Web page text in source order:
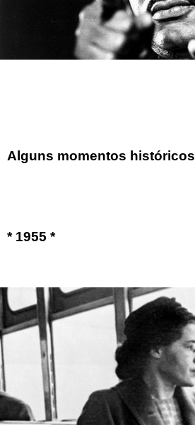
Alguns momentos históricos
* 1955 *